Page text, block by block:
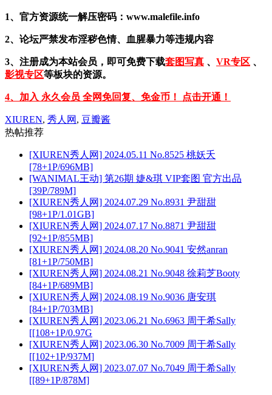
1、官方资源统一解压密码：www.malefile.info
2、论坛严禁发布淫秽色情、血腥暴力等违规内容
3、注册成为本站会员，即可免费下载套图写真 、 VR专区 、
影视专区等板块的资源。
4、加入 永久会员 全网免回复、免金币！ 点击开通！
XIUREN, 秀人网 , 豆瓣酱
热帖推荐
[XIUREN秀人网] 2024.05.11 No.8525 桃妖夭
[78+1P/696MB]
[WANIMAL王动] 第26期 婕&琪 VIP套图 官方出品
[39P/789M]
[XIUREN秀人网] 2024.07.29 No.8931 尹甜甜
[98+1P/1.01GB]
[XIUREN秀人网] 2024.07.17 No.8871 尹甜甜
[92+1P/855MB]
[XIUREN秀人网] 2024.08.20 No.9041 安然anran
[81+1P/750MB]
[XIUREN秀人网] 2024.08.21 No.9048 徐莉芝Booty
[84+1P/689MB]
[XIUREN秀人网] 2024.08.19 No.9036 唐安琪
[84+1P/703MB]
[XIUREN秀人网] 2023.06.21 No.6963 周于希Sally
[[108+1P/0.97G
[XIUREN秀人网] 2023.06.30 No.7009 周于希Sally
[[102+1P/937M]
[XIUREN秀人网] 2023.07.07 No.7049 周于希Sally
[[89+1P/878M]